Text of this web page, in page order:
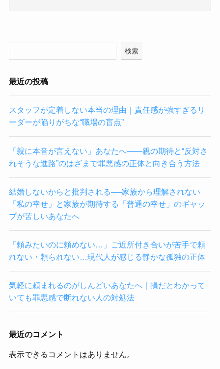
検索
最近の投稿
スタッフが定着しない本当の理由｜責任感が強すぎるリ
ーダーが陥りがちな“職場の盲点”
「親に本音が言えない」あなたへ——親の期待と“反対さ
れそうな進路”のはざまで罪悪感の正体と向き合う方法
結婚しないからと批判される──家族から理解されない
「私の幸せ」と家族が期待する「普通の幸せ」のギャッ
プが苦しいあなたへ
「頼みたいのに頼めない…」ご近所付き合いが苦手で頼
れない・頼られない…現代人が感じる静かな孤独の正体
気軽に頼まれるのがしんどいあなたへ｜損だとわかって
いても罪悪感で断れない人の対処法
最近のコメント
表示できるコメントはありません。